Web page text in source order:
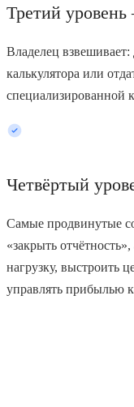
Третий
Владелец взвешивает:
калькулятора или
специализированной
Четвёртый
Самые продвинутые
«закрыть
нагрузку, выстроить
управлять прибылью